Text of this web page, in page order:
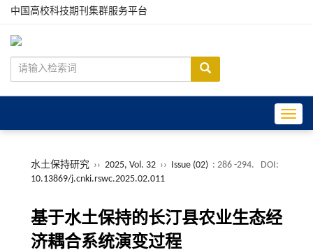
中国高校科技期刊集群服务平台
水土保持研究 ›› 2025, Vol. 32 ›› Issue (02) : 286 -294.
DOI:
10.13869/j.cnki.rswc.2025.02.011
基于水土保持的长汀县农业生态经
济耦合系统演变过程